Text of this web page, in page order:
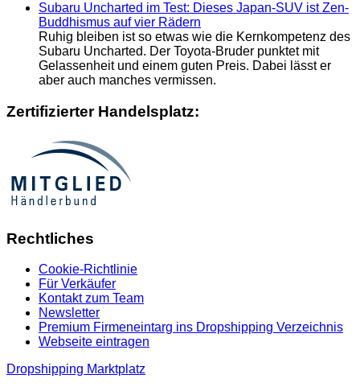
Subaru Uncharted im Test: Dieses Japan-SUV ist Zen-
Buddhismus auf vier Rädern
Ruhig bleiben ist so etwas wie die Kernkompetenz des
Subaru Uncharted. Der Toyota-Bruder punktet mit
Gelassenheit und einem guten Preis. Dabei lässt er
aber auch manches vermissen.
Zertifizierter Handelsplatz:
Rechtliches
Cookie-Richtlinie
Für Verkäufer
Kontakt zum Team
Newsletter
Premium Firmeneintarg ins Dropshipping Verzeichnis
Webseite eintragen
Dropshipping Marktplatz